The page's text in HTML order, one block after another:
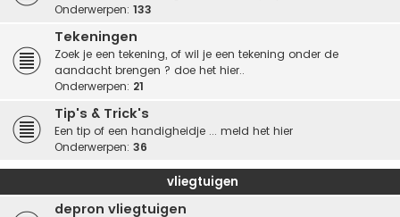
Onderwerpen: 133
Tekeningen
Zoek je een tekening, of wil je een tekening onder de
aandacht brengen ? doe het hier..
Onderwerpen: 21
Tip's & Trick's
Een tip of een handigheidje ... meld het hier
Onderwerpen: 36
vliegtuigen
depron vliegtuigen